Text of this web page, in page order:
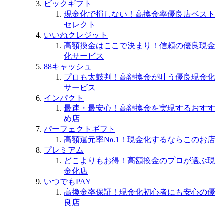
ビックギフト
現金化で損しない！高換金率優良店ベスト
セレクト
いいねクレジット
高額換金はここで決まり！信頼の優良現金
化サービス
88キャッシュ
プロも太鼓判！高額換金が叶う優良現金化
サービス
インパクト
最速・最安心！高額換金を実現するおすす
め店
パーフェクトギフト
高額還元率No.1！現金化するならこのお店
プレミアム
どこよりもお得！高額換金のプロが選ぶ現
金化店
いつでもPAY
高換金率保証！現金化初心者にも安心の優
良店